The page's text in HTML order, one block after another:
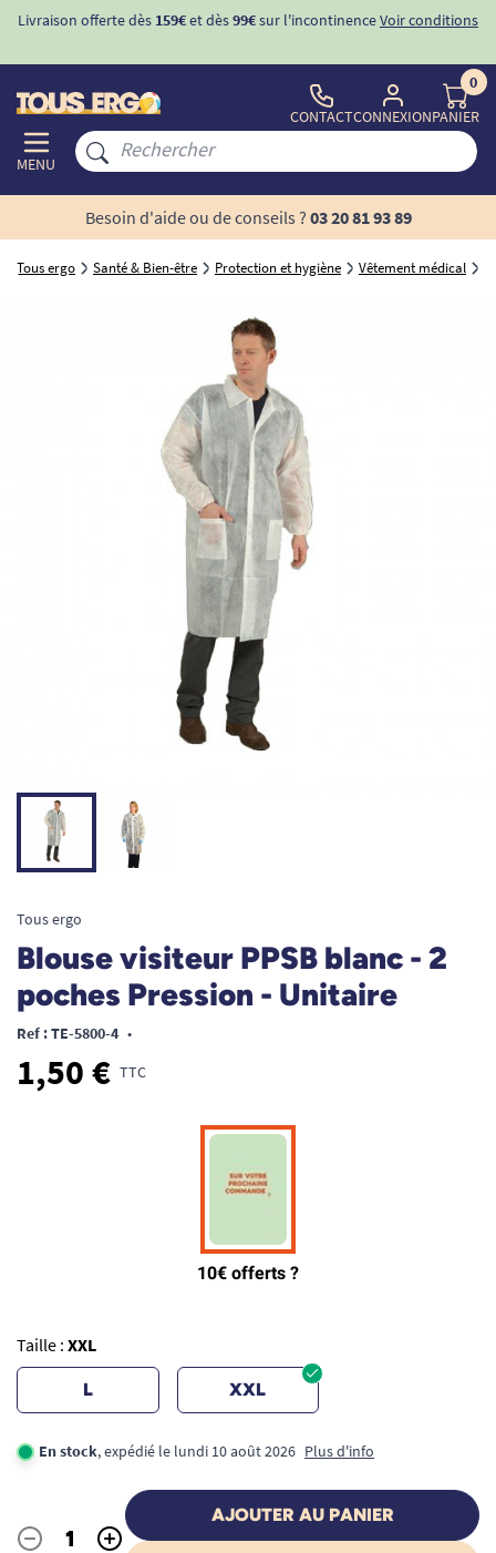
Livraison offerte dès 159€et dès99€sur l'incontinenceVoir conditions
MENU
CONTACTCONNEXION
0
PANIER
Besoin d'aide ou de conseils ? 03 20 81 93 89
Tous ergo Santé & Bien-être Protection et hygiène Vêtement médical
Tous ergo
Blouse visiteur PPSB blanc - 2
poches Pression - Unitaire
Ref : TE-5800-4 •
1,50 € TTC
Taille : XXL
L XXL
En stock, expédié le lundi 10 août 2026 Plus d'info
- +
AJOUTER AU PANIER